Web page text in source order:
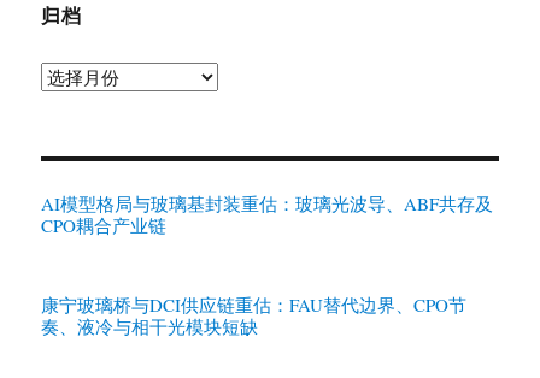
归档
归
AI模型格局与玻璃基封装重估：玻璃光波导、ABF共存及
CPO耦合产业链
康宁玻璃桥与DCI供应链重估：FAU替代边界、CPO节
奏、液冷与相干光模块短缺